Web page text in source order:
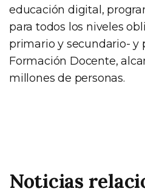
educación digital,
para todos los niveles
primario y secundario- y
Formación Docente,
millones de personas.
Noticias